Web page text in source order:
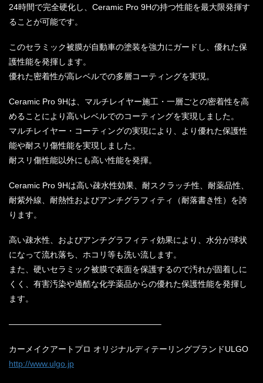
24時間で完全硬化し、Ceramic Pro 9Hの持つ性能を最大限発揮す
ることが可能です。
このセラミック被膜が自動車の塗装を強力にガードし、優れた保
護性能を発揮します。
優れた密着性が高レベルでの多層コーティングを実現。
Ceramic Pro 9Hは、マルチレイヤー施工・一層ごとの密着性を高
めることにより高いレベルでのコーティングを実現しました。
マルチレイヤー・コーティングの実現により、より優れた保護性
能や耐スリ傷性能を実現しました。
耐スリ傷性能以外にも高い性能を発揮。
Ceramic Pro 9Hは高い疎水性効果、耐スクラッチ性、耐薬品性、
耐紫外線、耐熱性およびアンチグラフィティ（耐落書き性）を誇
ります。
高い疎水性、およびアンチグラフィティ効果により、水分が球状
になって流れ落ち、ホコリ等も洗い流します。
また、硬いセラミック被膜で表面を保護するので汚れが固着しに
くく、有害汚染や過酷な化学薬品からの優れた保護性能を発揮し
ます。
——————————————————–
カーメイクアートプロ オリジナルディテーリングブランドULGO
http://www.ulgo.jp